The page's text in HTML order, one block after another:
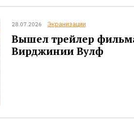
28.07.2026 Экранизации
Вышел трейлер
Вирджинии Вулф